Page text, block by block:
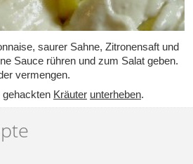
saurer Sahne, Zitronensaft und
Sauce rühren und zum Salat geben.
vermengen.
gehackten Kräuter unterheben.